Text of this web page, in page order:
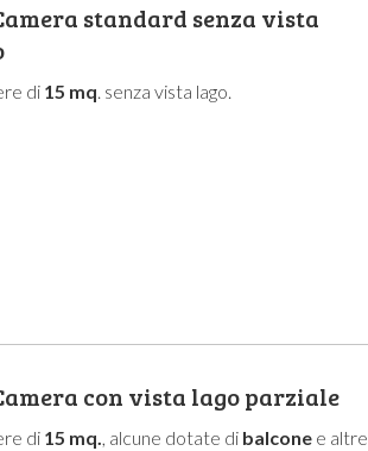
standard senza vista
di 15 mq. senza vista lago.
con vista lago parziale
di 15 mq., alcune dotate di balcone e altre